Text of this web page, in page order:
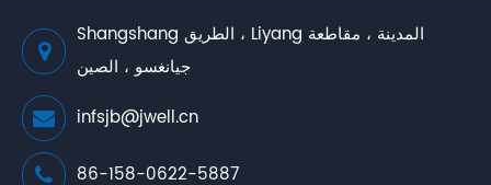
Shangshang الطريق ، Liyang المدينة ، مقاطعة
جيانغسو ، الصين
infsjb@jwell.cn
86-158-0622-5887